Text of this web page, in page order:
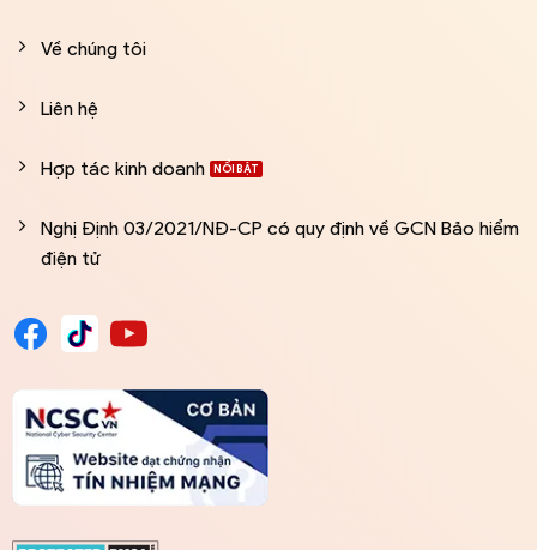
Về chúng tôi
Liên hệ
Hợp tác kinh doanh
Nghị Định 03/2021/NĐ-CP có quy định về GCN Bảo hiểm
điện tử